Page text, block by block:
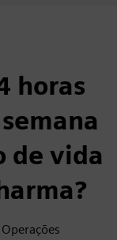
horas
de vida